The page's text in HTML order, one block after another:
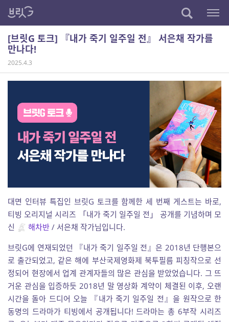
[브릿G 토크] 『내가 죽기 일주일 전』 서은채 작가를
만나다!
2025.4.3
대면 인터뷰 특집인 브릿G 토크를 함께한 세 번째 게스트는 바로,
티빙 오리지널 시리즈 「내가 죽기 일주일 전」 공개를 기념하며 모
신
해차반 / 서은채 작가님입니다.
브릿G에 연재되었던 『내가 죽기 일주일 전』은 2018년 단행본으
로 출간되었고, 같은 해에 부산국제영화제 북투필름 피칭작으로 선
정되어 현장에서 업계 관계자들의 많은 관심을 받았었습니다. 그 뜨
거운 관심을 입증하듯 2018년 말 영상화 계약이 체결된 이후, 오랜
시간을 돌아 드디어 오늘 『내가 죽기 일주일 전』을 원작으로 한
동명의 드라마가 티빙에서 공개됩니다! 드라마는 총 6부작 시리즈